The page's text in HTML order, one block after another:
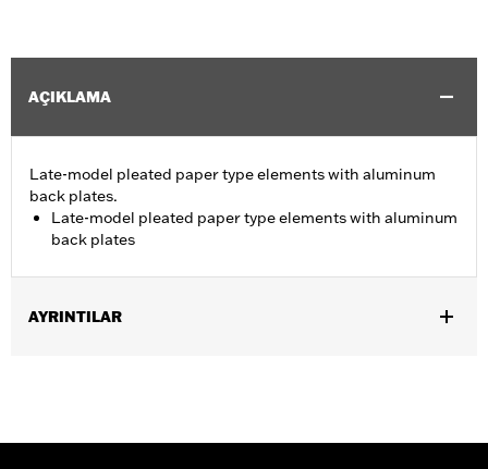
AÇIKLAMA
Late-model pleated paper type elements with aluminum
back plates.
Late-model pleated paper type elements with aluminum
back plates
AYRINTILAR
WARRANTY:1 year limited warranty – Go towww.h-